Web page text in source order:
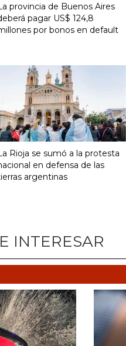
provincia de Buenos Aires
pagar US$ 124,8
por bonos en default
Rioja se sumó a la protesta
en defensa de las
argentinas
INTERESAR